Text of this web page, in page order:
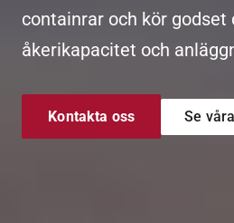
containrar och kör godset
åkerikapacitet och
Kontakta oss Se